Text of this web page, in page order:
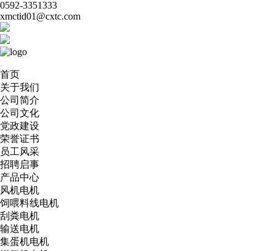
0592-3351333
xmctid01@cxtc.com
首页
关于我们
公司简介
公司文化
党政建设
荣誉证书
员工风采
招聘启事
产品中心
风机电机
饲喂料线电机
刮粪电机
输送电机
集蛋机电机